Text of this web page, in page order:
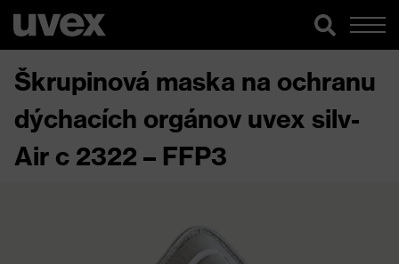
Škrupinová maska na ochranu
dýchacích orgánov uvex silv-
Air c 2322 – FFP3